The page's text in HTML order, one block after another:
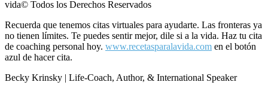
vida© Todos los Derechos Reservados
Recuerda que tenemos citas virtuales para ayudarte. Las fronteras ya
no tienen límites. Te puedes sentir mejor, dile si a la vida. Haz tu cita
de coaching personal hoy. www.recetasparalavida.com en el botón
azul de hacer cita.
Becky Krinsky | Life-Coach, Author, & International Speaker